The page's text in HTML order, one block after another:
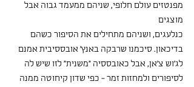
מפנטזים עולם חלופי, שניהם ממעמד גבוה אבל
מוצגים
כנלעגים, ושניהם מתחילים את הסיפור כשהם
בדיכאון. סיכמנו שרבקה באנץ' אובססיבית אמנם
לג'וש צ'אן, אבל כאובססיה "משנית" לזו שיש לה
לסיפורים ולמחזות זמר - כפי שדון קיחוטה ממנה